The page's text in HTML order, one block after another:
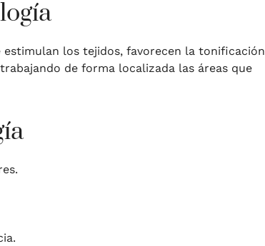
los tejidos, favorecen la tonificación
de forma localizada las áreas que